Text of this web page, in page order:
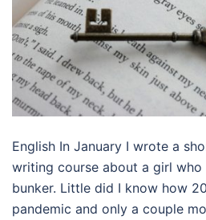
English In January I wrote a
writing course about a girl
bunker. Little did I know how
pandemic and only a couple